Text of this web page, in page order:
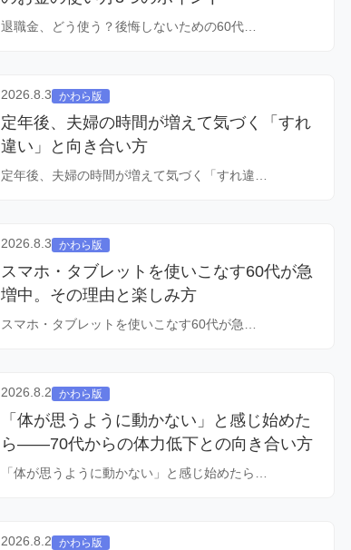
退職金、どう使う？後悔しないための60代…
2026.8.3 かわら版
定年後、夫婦の時間が増えて気づく「すれ
違い」と向き合い方
定年後、夫婦の時間が増えて気づく「すれ違…
2026.8.3 かわら版
スマホ・タブレットを使いこなす60代が急
増中。その理由と楽しみ方
スマホ・タブレットを使いこなす60代が急…
2026.8.2 かわら版
「体が思うように動かない」と感じ始めた
ら——70代からの体力低下との向き合い方
「体が思うように動かない」と感じ始めたら…
2026.8.2 かわら版